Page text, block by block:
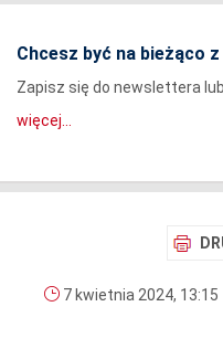
Chcesz być na bieżąco
Zapisz się do newslettera
więcej...
7 kwietnia 2024, 13:15